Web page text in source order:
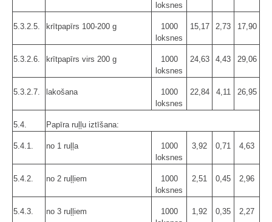
loksnes
5.3.2.5. krītpapīrs 100-200 g
1000
loksnes
15,17 2,73 17,90
5.3.2.6. krītpapīrs virs 200 g
1000
loksnes
24,63 4,43 29,06
5.3.2.7. lakošana
1000
loksnes
22,84 4,11 26,95
5.4. Papīra ruļļu iztīšana:
5.4.1. no 1 ruļļa
1000
loksnes
3,92 0,71 4,63
5.4.2. no 2 ruļļiem
1000
loksnes
2,51 0,45 2,96
5.4.3. no 3 ruļļiem
1000
1,92 0,35 2,27